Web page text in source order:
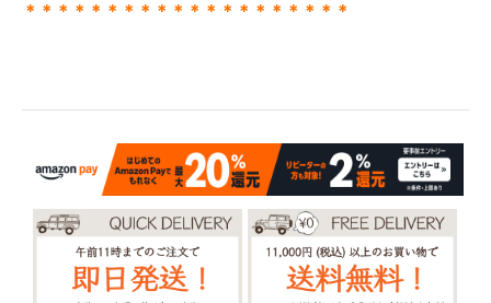
＊＊＊＊＊＊＊＊＊＊＊＊＊＊＊＊＊＊＊＊